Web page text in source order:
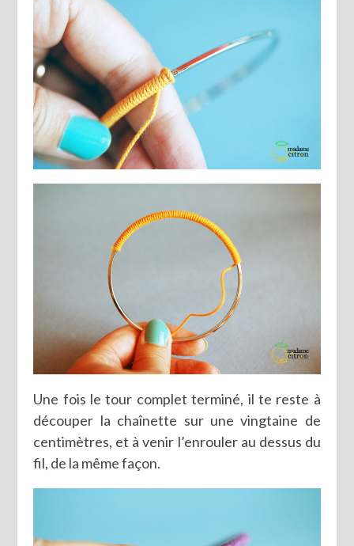
Une fois le tour complet terminé, il te reste à
découper la chaînette sur une vingtaine de
centimètres, et à venir l’enrouler au dessus du
fil, de la même façon.